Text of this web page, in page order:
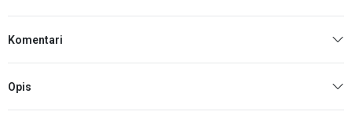
Komentari
Opis